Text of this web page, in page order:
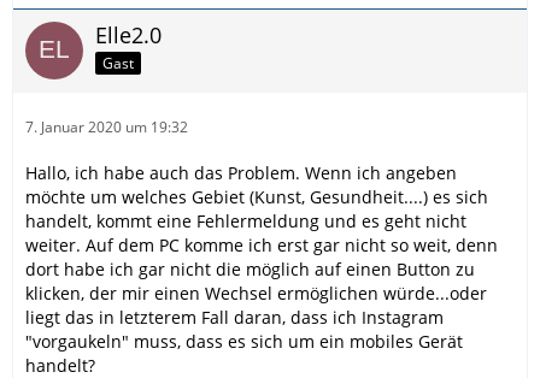
Elle2.0
Gast
7. Januar 2020 um 19:32
Hallo, ich habe auch das Problem. Wenn ich angeben
möchte um welches Gebiet (Kunst, Gesundheit....) es sich
handelt, kommt eine Fehlermeldung und es geht nicht
weiter. Auf dem PC komme ich erst gar nicht so weit, denn
dort habe ich gar nicht die möglich auf einen Button zu
klicken, der mir einen Wechsel ermöglichen würde...oder
liegt das in letzterem Fall daran, dass ich Instagram
"vorgaukeln" muss, dass es sich um ein mobiles Gerät
handelt?